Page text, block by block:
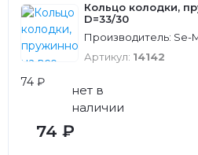
Кольцо колодки,
D=33/30
Производитель: Se-
Артикул: 14142
74 ₽
нет в
наличии
74 ₽